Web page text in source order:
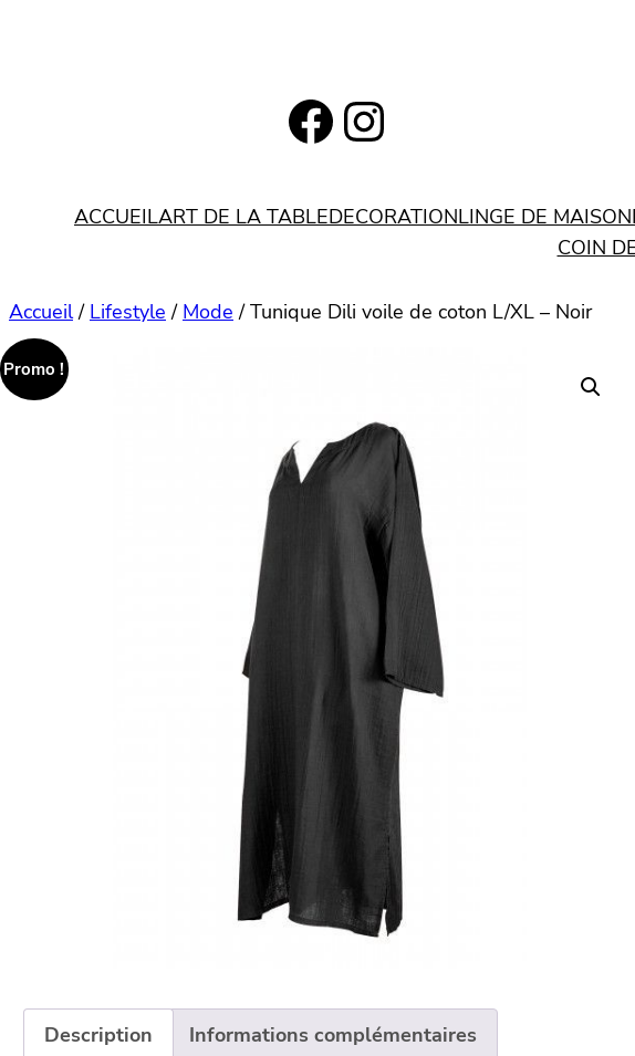
https://www.facebook.com/bohemianlifestyle.be Instagram
ACCUEILART DE LA TABLEDECORATIONLINGE DE MAISON
COIN
Accueil/ Lifestyle / Mode / Tunique Dili voile de coton L/XL – Noir
Promo !
Description Informations complémentaires